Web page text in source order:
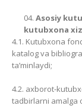
Asosiy
kutubxona
4.1. Kutubxona
katalog va
ta’minlaydi;
4.2. axborot-
tadbirlarni amalga